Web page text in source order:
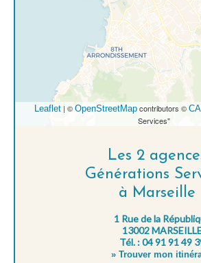
Leaflet | © OpenStreetMap contributors ©
Services"
Les 2
Générations
à Marseille
1 Rue de la
13002
Tél. : 04 91 91 49
» Trouver mon